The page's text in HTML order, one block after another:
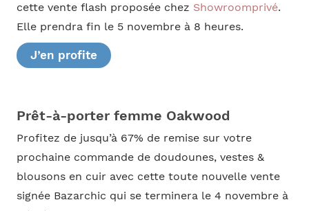
cette vente flash proposée chez Showroomprivé.
Elle prendra fin le 5 novembre à 8 heures.
J’en profite
Prêt-à-porter femme Oakwood
Profitez de jusqu’à 67% de remise sur votre
prochaine commande de doudounes, vestes &
blousons en cuir avec cette toute nouvelle vente
signée Bazarchic qui se terminera le 4 novembre à